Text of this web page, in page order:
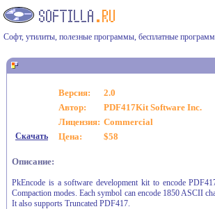
Софт, утилиты, полезные программы, бесплатные
Версия:
2.0
Автор:
PDF417Kit Software Inc.
Лицензия: Commercial
Скачать Цена: $58
Описание:
PkEncode is a software development kit to encode
Compaction modes. Each symbol can encode 1850 ASCII
It also supports Truncated PDF417.